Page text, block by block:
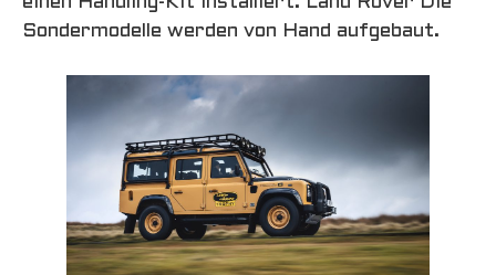
Sondermodelle werden von Hand aufgebaut.